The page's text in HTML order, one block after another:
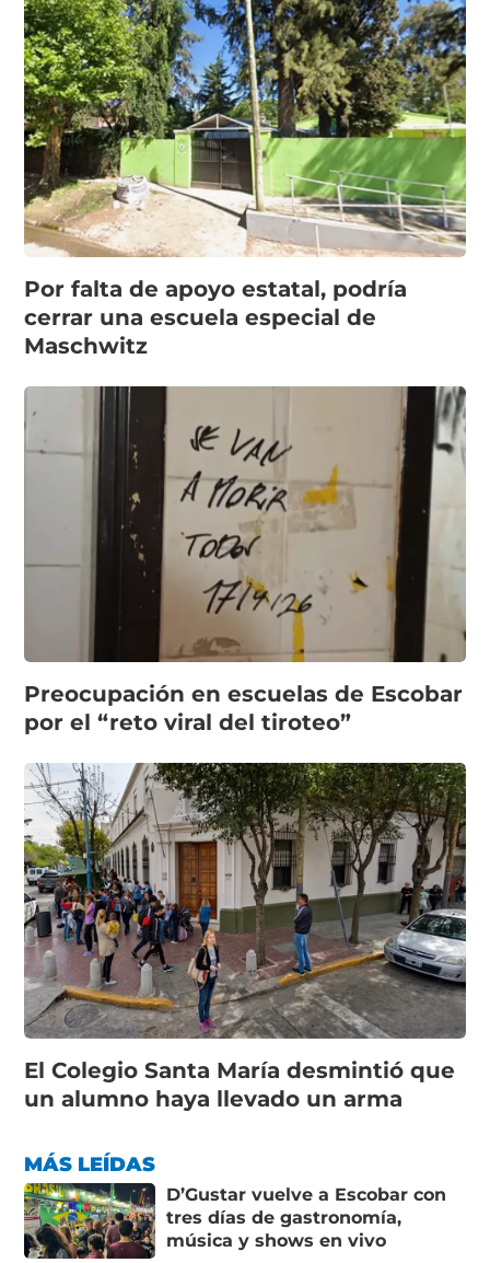
Por falta de apoyo estatal, podría
cerrar una escuela especial de
Maschwitz
Preocupación en escuelas de Escobar
por el “reto viral del tiroteo”
El Colegio Santa María desmintió que
un alumno haya llevado un arma
MÁS LEÍDAS
D’Gustar vuelve a Escobar con
tres días de gastronomía,
música y shows en vivo